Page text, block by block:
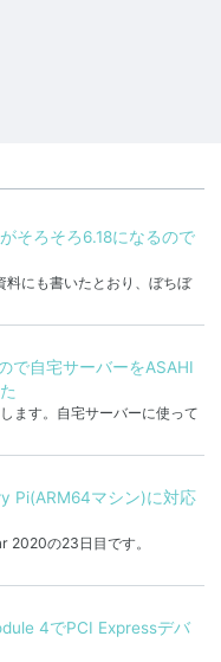
そろそろ6.18になるので
にも書いたとおり、ぼちぼ
で自宅サーバーをASAHI
ます。自宅サーバーに使って
Pi(ARM64マシン)に対応
の23日目です。
4でPCI Expressデバ